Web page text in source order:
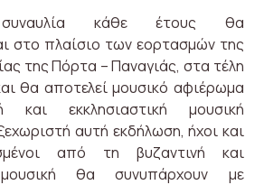
κάθε έτους θα
στο πλαίσιο των εορτασμών της
της Πόρτα – Παναγιάς, στα τέλη
θα αποτελεί μουσικό αφιέρωμα
και εκκλησιαστική μουσική
αυτή εκδήλωση, ήχοι και
από τη βυζαντινή και
μουσική θα συνυπάρχουν με